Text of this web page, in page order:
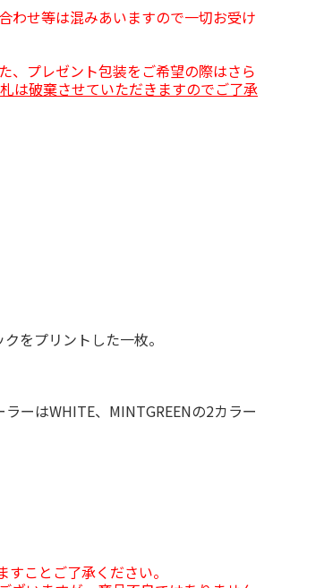
わせ等は混みあいますので一切お受け
、プレゼント包装をご希望の際はさら
は破棄させていただきますのでご了承
をプリントした一枚。
ラーはWHITE、MINTGREENの2カラー
ことご了承ください。